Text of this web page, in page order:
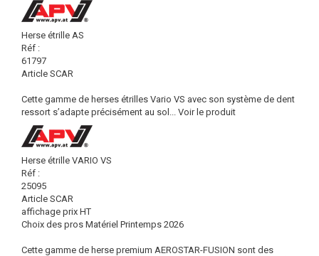
Herse étrille AS
Réf :
61797
Article SCAR
Cette gamme de herses étrilles Vario VS avec son système de dent
ressort s’adapte précisément au sol... Voir le produit
Herse étrille VARIO VS
Réf :
25095
Article SCAR
affichage prix HT
Choix des pros Matériel Printemps 2026
Cette gamme de herse premium AEROSTAR-FUSION sont des